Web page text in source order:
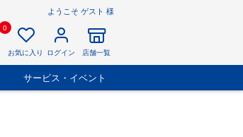
ようこそ ゲスト 様
0
お気に入り ログイン 店舗一覧
サービス・イベント